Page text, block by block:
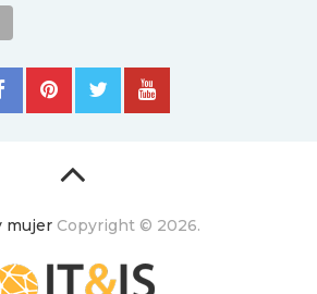
mujerCopyright © 2026.